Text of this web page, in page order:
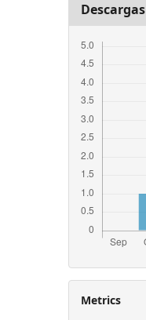
Descargas
Metrics